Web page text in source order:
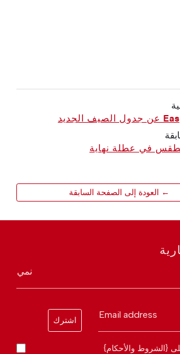
في عطلة نهاية
← العودة إلى الصفحة السابقة
نمي
Email address
اشترك
{الشروط والأحكام}